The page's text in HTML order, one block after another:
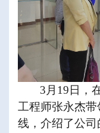
3月 19 日，
工程师张永杰
线，介绍了公司